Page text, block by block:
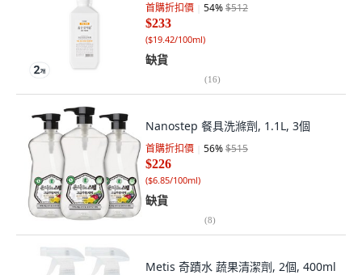
首購折扣價 54%$512
$233
($19.42/100ml)
缺貨
(16)
Nanostep 餐具洗滌劑, 1.1L, 3個
首購折扣價 56%$515
$226
($6.85/100ml)
缺貨
(8)
Metis 奇蹟水 蔬果清潔劑, 2個, 400ml